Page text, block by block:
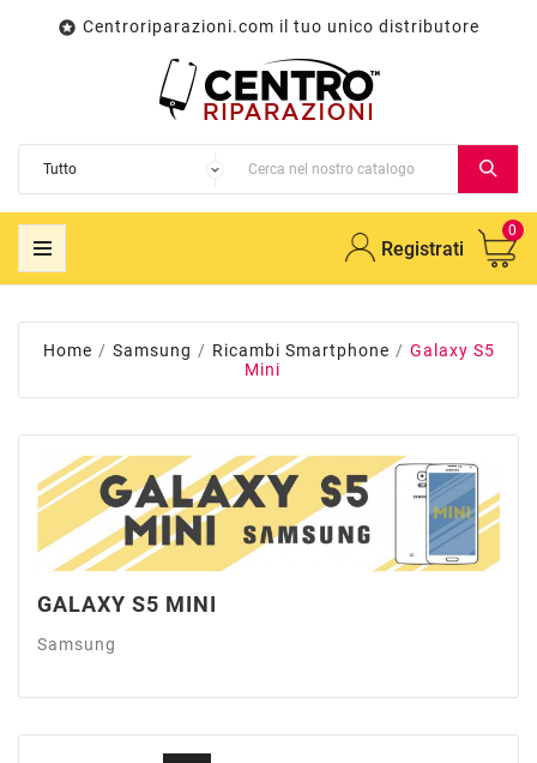
 Centroriparazioni.com il tuo unico distributore
Registrati
0
Home Samsung Ricambi Smartphone
Galaxy S5
Mini
GALAXY S5 MINI
Samsung